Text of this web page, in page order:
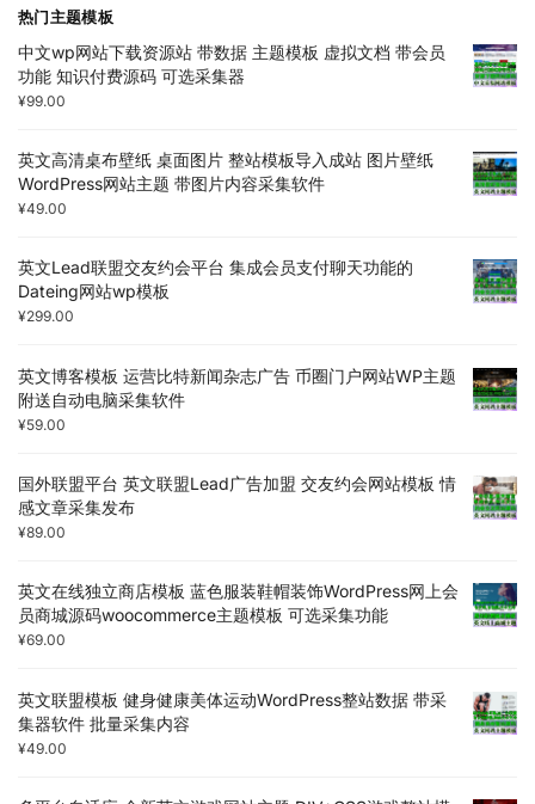
热门主题模板
中文wp网站下载资源站 带数据 主题模板 虚拟文档 带会员
功能 知识付费源码 可选采集器
¥99.00
英文高清桌布壁纸 桌面图片 整站模板导入成站 图片壁纸
WordPress网站主题 带图片内容采集软件
¥49.00
英文Lead联盟交友约会平台 集成会员支付聊天功能的
Dateing网站wp模板
¥299.00
英文博客模板 运营比特新闻杂志广告 币圈门户网站WP主题
附送自动电脑采集软件
¥59.00
国外联盟平台 英文联盟Lead广告加盟 交友约会网站模板 情
感文章采集发布
¥89.00
英文在线独立商店模板 蓝色服装鞋帽装饰WordPress网上会
员商城源码woocommerce主题模板 可选采集功能
¥69.00
英文联盟模板 健身健康美体运动WordPress整站数据 带采
集器软件 批量采集内容
¥49.00